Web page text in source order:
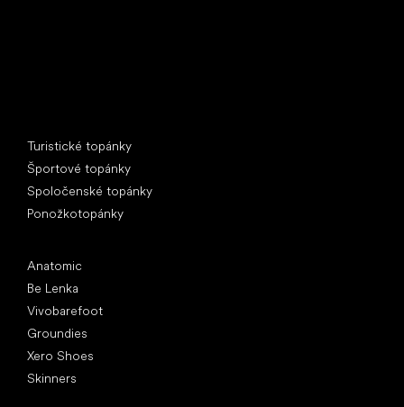
Turistické topánky
Športové topánky
Spoločenské topánky
Ponožkotopánky
Anatomic
Be Lenka
Vivobarefoot
Groundies
Xero Shoes
Skinners